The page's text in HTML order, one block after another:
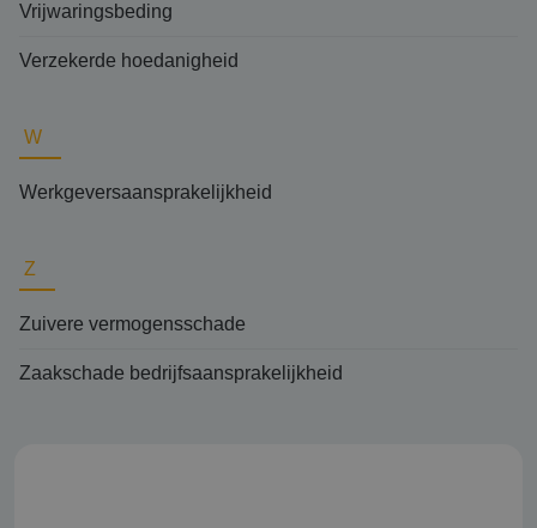
Vrijwaringsbeding
Verzekerde hoedanigheid
W
Werkgeversaansprakelijkheid
Z
Zuivere vermogensschade
Zaakschade bedrijfsaansprakelijkheid